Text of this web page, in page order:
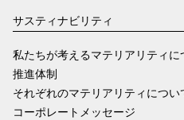
サスティナビリティ
私たちが考えるマテリアリティに
推進体制
それぞれのマテリアリティについ
コーポレートメッセージ